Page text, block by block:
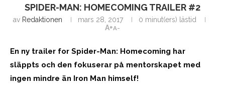
SPIDER-MAN: HOMECOMING TRAILER #2
av Redaktionen mars 28, 2017
0 minut(ers) lästid
A+A-
En ny trailer for Spider-Man: Homecoming har
släppts och den fokuserar på mentorskapet med
ingen mindre än Iron Man himself!